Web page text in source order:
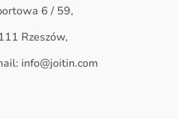
6 / 59,
Rzeszów,
info@joitin.com